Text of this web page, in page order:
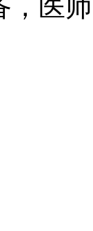
，医